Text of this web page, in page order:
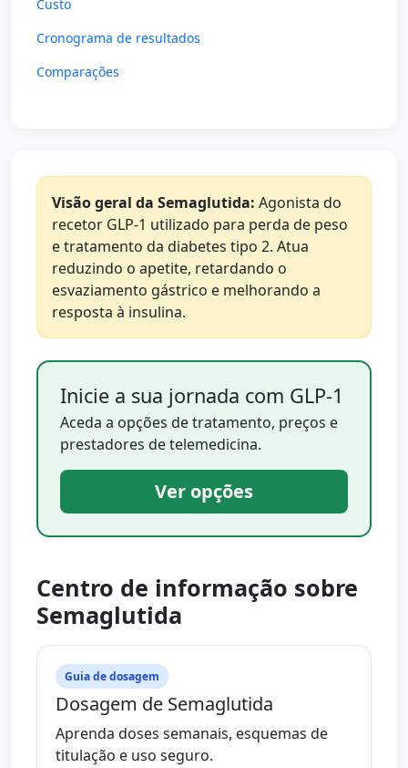
Custo
Cronograma de resultados
Comparações
Visão geral da Semaglutida: Agonista do
recetor GLP-1 utilizado para perda de peso
e tratamento da diabetes tipo 2. Atua
reduzindo o apetite, retardando o
esvaziamento gástrico e melhorando a
resposta à insulina.
Inicie a sua jornada com GLP-1
Aceda a opções de tratamento, preços e
prestadores de telemedicina.
Ver opções
Centro de informação sobre
Semaglutida
Guia de dosagem
Dosagem de Semaglutida
Aprenda doses semanais, esquemas de
titulação e uso seguro.